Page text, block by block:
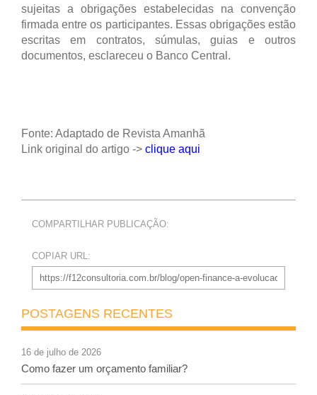
sujeitas a obrigações estabelecidas na convenção
firmada entre os participantes. Essas obrigações estão
escritas em contratos, súmulas, guias e outros
documentos, esclareceu o Banco Central.
Fonte: Adaptado de Revista Amanhã
Link original do artigo -> clique aqui
COMPARTILHAR PUBLICAÇÃO:
COPIAR URL:
POSTAGENS RECENTES
16 de julho de 2026
Como fazer um orçamento familiar?